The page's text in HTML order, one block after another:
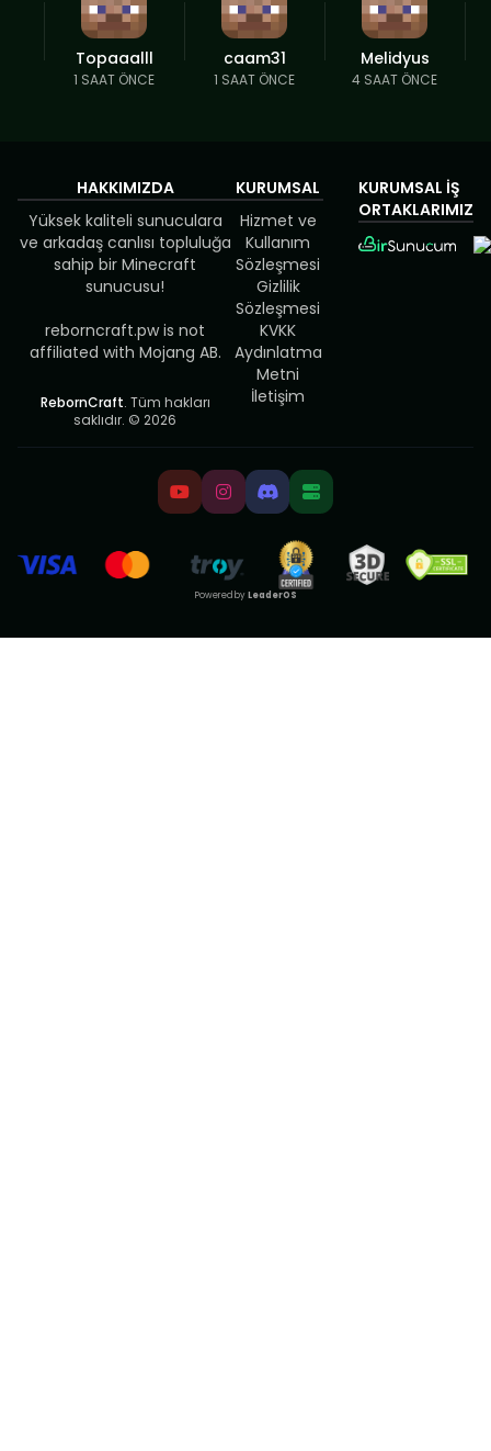
Topaaalll
1 SAAT ÖNCE
caam31
1 SAAT ÖNCE
Melidyus
4 SAAT ÖNCE
HAKKIMIZDA
Yüksek kaliteli sunuculara
ve arkadaş canlısı topluluğa
sahip bir Minecraft
sunucusu!
reborncraft.pw is not
affiliated with Mojang AB.
RebornCraft. Tüm hakları
saklıdır. © 2026
KURUMSAL
Hizmet ve
Kullanım
Sözleşmesi
Gizlilik
Sözleşmesi
KVKK
Aydınlatma
Metni
İletişim
KURUMSAL İŞ
ORTAKLARIMIZ
Powered byLeaderOS